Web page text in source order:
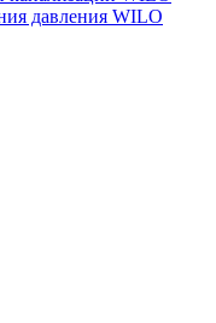
давления WILO